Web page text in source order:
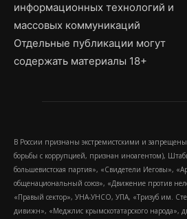
информационных технологий и
массовых коммуникаций
Отдельные публикации могут
содержать материалы 18+
В России признаны экстремистскими и
борьбы с коррупцией, признан иноагентом),
большевистская партия», «Свидетели Иеговы»,
общенациональный союз», «Движение против
«Правый сектор», УНА-УНСО, УПА, «Тризуб им.
дивижн», «Меджлис крымскотатарского народа»,